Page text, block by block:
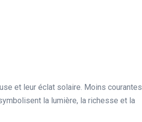
et leur éclat solaire. Moins courantes
la lumière, la richesse et la